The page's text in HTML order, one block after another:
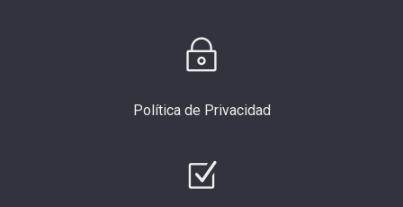
Política de Privacidad